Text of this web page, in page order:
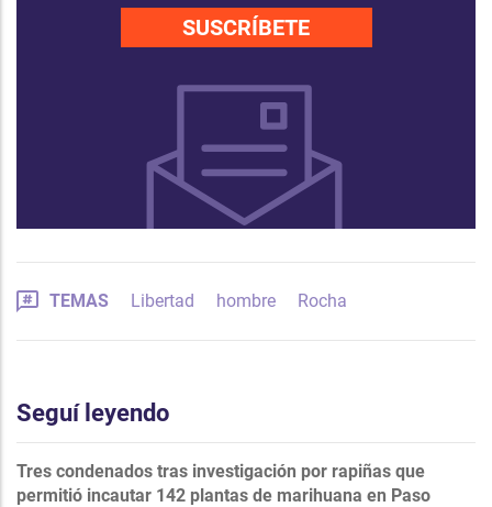
SUSCRÍBETE
TEMAS Libertad hombre Rocha
Seguí leyendo
Tres condenados tras investigación por rapiñas que
permitió incautar 142 plantas de marihuana en Paso